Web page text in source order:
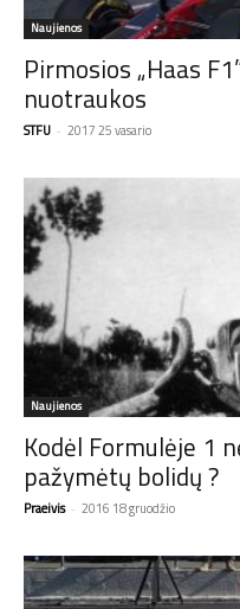
Naujienos
Pirmosios „Haas
nuotraukos
STFU - 2017 25 vasario
Naujienos
Kodėl Formulėje 1
pažymėtų bolidų ?
Praeivis - 2016 18 gruodžio